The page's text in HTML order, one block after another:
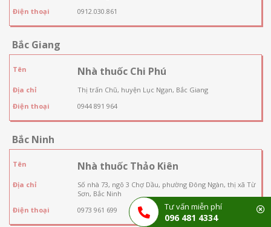
Điện thoại
0912.030.861
Bắc Giang
Tên Nhà thuốc Chi Phú
Địa chỉ
Thị trấn Chũ, huyện Lục Ngạn, Bắc Giang
Điện thoại
0944 891 964
Bắc Ninh
Tên Nhà thuốc Thảo Kiên
Địa chỉ
Số nhà 73, ngõ 3 Chợ Dầu, phường Đông Ngàn, thị xã Từ
Sơn, Bắc Ninh
Điện thoại
0973 961 699 Tư vấn miễn phí
096 481 4334